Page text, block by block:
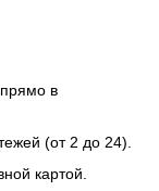
в
(от 2 до 24).
картой.